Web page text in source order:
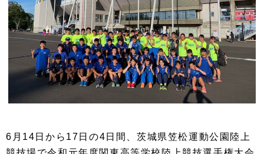
6月14日から17日の4日間、茨城県笠松運動公園陸上